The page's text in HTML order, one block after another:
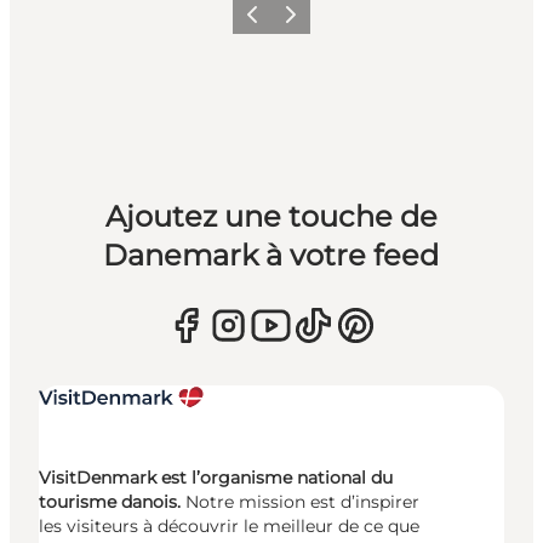
PrécédentSuivant
Ajoutez une touche de
Danemark à votre feed
VisitDenmark est l’organisme national du
tourisme danois. Notre mission est d’inspirer
les visiteurs à découvrir le meilleur de ce que